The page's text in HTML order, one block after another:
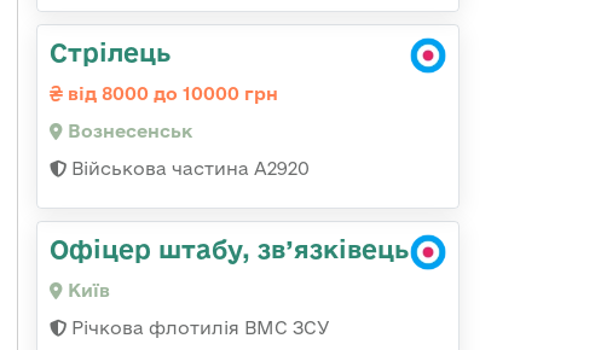
Стрілець
від 8000 до 10000 грн
Вознесенськ
Військова частина А2920
Офіцер штабу, зв’язківець
Київ
Річкова флотилія ВМС ЗСУ